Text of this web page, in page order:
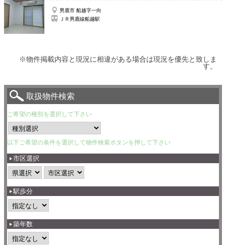
男鹿市 船越字一向
ＪＲ男鹿線船越駅
※物件掲載内容と現況に相違がある場合は現況を優先と致しま
す。
取扱物件検索
ご希望の種別を選択して下さい
以下ご希望の条件を選択して物件検索ボタンを押して下さい
市区選択
駅歩分
築年数